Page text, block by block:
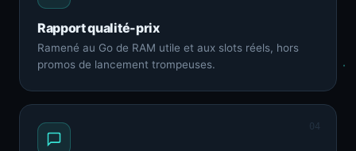
Rapport qualité-prix
Ramené au Go de RAM utile et aux slots réels, hors
promos de lancement trompeuses.
04